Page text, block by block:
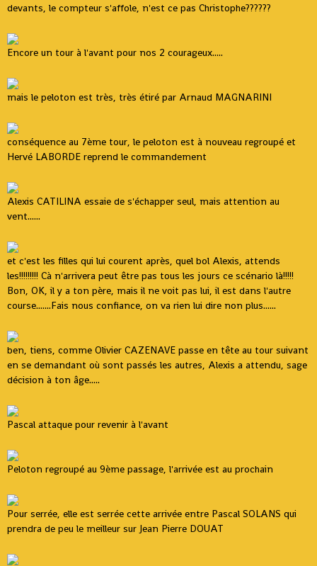
devants, le compteur s'affole, n'est ce pas Christophe??????
Encore un tour à l'avant pour nos 2 courageux.....
mais le peloton est très, très étiré par Arnaud MAGNARINI
conséquence au 7ème tour, le peloton est à nouveau regroupé et
Hervé LABORDE reprend le commandement
Alexis CATILINA essaie de s'échapper seul, mais attention au
vent......
et c'est les filles qui lui courent après, quel bol Alexis, attends
les!!!!!!!!! Cà n'arrivera peut être pas tous les jours ce scénario là!!!!!
Bon, OK, il y a ton père, mais il ne voit pas lui, il est dans l'autre
course.......Fais nous confiance, on va rien lui dire non plus......
ben, tiens, comme Olivier CAZENAVE passe en tête au tour suivant
en se demandant où sont passés les autres, Alexis a attendu, sage
décision à ton âge.....
Pascal attaque pour revenir à l'avant
Peloton regroupé au 9ème passage, l'arrivée est au prochain
Pour serrée, elle est serrée cette arrivée entre Pascal SOLANS qui
prendra de peu le meilleur sur Jean Pierre DOUAT